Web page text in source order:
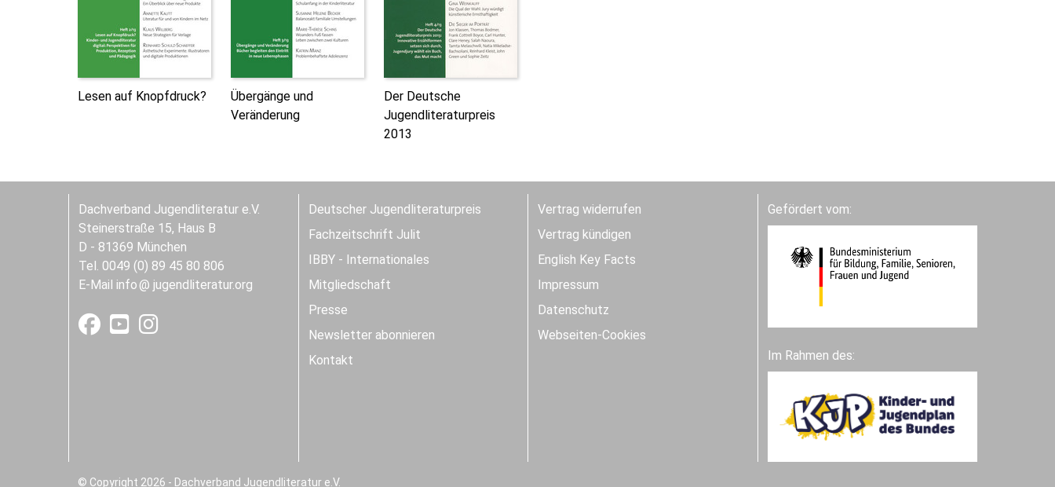
Lesen auf Knopfdruck?
Übergänge und
Veränderung
Der Deutsche
Jugendliteraturpreis
2013
Dachverband Jugendliteratur e.V.
Steinerstraße 15, Haus B
D - 81369 München
Tel. 0049 (0) 89 45 80 806
E-Mail info jugendliteratur.org
Deutscher Jugendliteraturpreis
Fachzeitschrift Julit
IBBY - Internationales
Mitgliedschaft
Presse
Newsletter abonnieren
Kontakt
Vertrag widerrufen
Vertrag kündigen
English Key Facts
Impressum
Datenschutz
Webseiten-Cookies
Gefördert vom:
Im Rahmen des:
© Copyright 2026 - Dachverband Jugendliteratur e.V.